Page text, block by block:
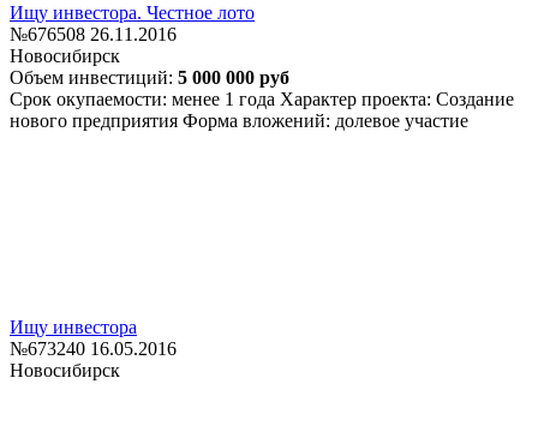
Ищу инвестора. Честное лото
№676508 26.11.2016
Новосибирск
Объем инвестиций: 5 000 000 руб
Срок окупаемости: менее 1 года Характер проекта: Создание
нового предприятия Форма вложений: долевое участие
Ищу инвестора
№673240 16.05.2016
Новосибирск